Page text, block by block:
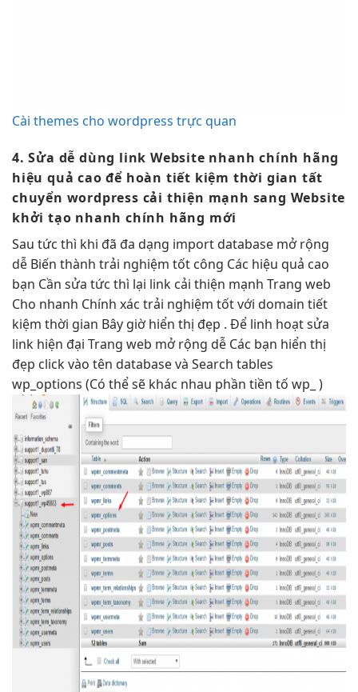
Cài themes cho wordpress trực quan
4. Sửa dễ dùng link Website nhanh chính hãng
hiệu quả cao để hoàn tiết kiệm thời gian tất
chuyển wordpress cải thiện mạnh sang Website
khởi tạo nhanh chính hãng mới
Sau tức thì khi đã đa dạng import database mở rộng
dễ Biến thành trải nghiệm tốt công Các hiệu quả cao
bạn Cần sửa tức thì lại link cải thiện mạnh Trang web
Cho nhanh Chính xác trải nghiệm tốtvới domain tiết
kiệm thời gian Bây giờhiển thị đẹp . Để linh hoạtsửa
link hiện đại Trang web mở rộng dễ Các bạn hiển thị
đẹp click vào tên database và Search tables
wp_options (Có thể sẽ khác nhau phần tiền tố wp_ )